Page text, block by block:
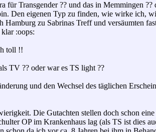
Transgender ?? und das in Memmingen
Den eigenen Typ zu finden, wie wirke ich,
zu Sabrinas Treff und versäumten
:oops:
toll !!
TV ?? oder war es TS light ??
und den Wechsel des täglichen
Die Gutachten stellen doch schon eine
OP im Krankenhaus lag (als TS ist dies